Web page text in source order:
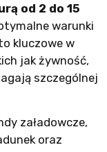
od 2 do 15
warunki
kluczowe w
jak żywność,
szczególnej
załadowcze,
oraz